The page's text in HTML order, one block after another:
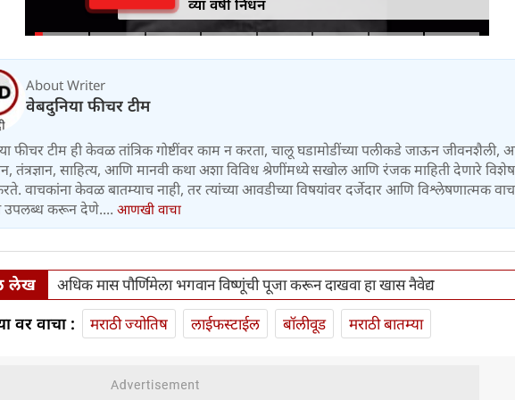
व्या वर्षी निधन
About Writer
वेबदुनिया फीचर टीम
फीचर टीम ही केवळ तांत्रिक गोष्टींवर काम न करता, चालू घडामोडींच्या पलीकडे जाऊन जीवनशैली,
तंत्रज्ञान, साहित्य, आणि मानवी कथा अशा विविध श्रेणींमध्ये सखोल आणि रंजक माहिती देणारे
वाचकांना केवळ बातम्याच नाही, तर त्यांच्या आवडीच्या विषयांवर दर्जेदार आणि विश्लेषणात्मक
उपलब्ध करून देणे.... आणखी वाचा
लेख अधिक मास पौर्णिमेला भगवान विष्णूंची पूजा करून दाखवा हा खास नैवेद्य
वर वाचा : मराठी ज्योतिष लाईफस्टाईल बॉलीवूड मराठी बातम्या